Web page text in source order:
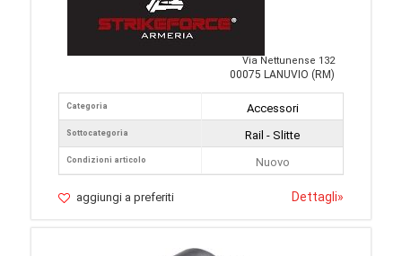
Via Nettunense 132
00075 LANUVIO (RM)
Categoria
Sottocategoria
Condizioni articolo
Accessori
Rail - Slitte
Nuovo
aggiungi a preferiti Dettagli»